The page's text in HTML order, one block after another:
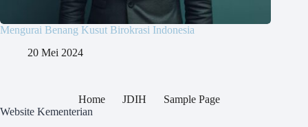
Mengurai Benang Kusut Birokrasi Indonesia
20 Mei 2024
Home JDIH
Sample Page
Website Kementerian